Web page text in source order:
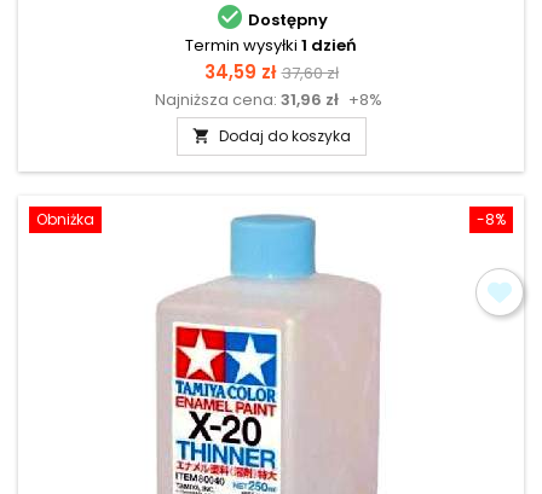
 Dostępny
Termin wysyłki 1 dzień
Cena
34,59 zł Cena
podstawowa
37,60 zł
Najniższa cena: 31,96 zł +8%
 Dodaj do koszyka
-8%
Obniżka